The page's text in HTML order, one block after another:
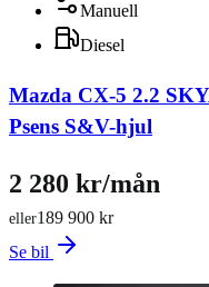
Manuell
Diesel
Mazda CX-5 2.2
Psens S&V-hjul
189 900 kr
eller
2 280 kr/mån
Se bil